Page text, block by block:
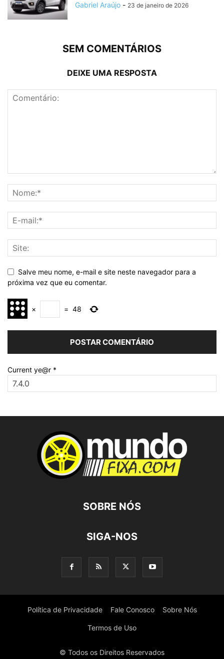
Gabriel Araújo - 23 de janeiro de 2026
SEM COMENTÁRIOS
DEIXE UMA RESPOSTA
Salve meu nome, e-mail e site neste navegador para a
próxima vez que eu comentar.
× = 48
Current ye@r *
SOBRE NÓS
SIGA-NOS
Política de Privacidade Fale Conosco Sobre Nós
Termos de Uso
© Todos os Direitos Reservados